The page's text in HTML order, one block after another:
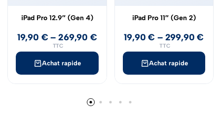
Achat rapide
iPad Pro 12.9″ (Gen 4)
19,90 € –269,90 €
TTC
Achat rapide
iPad Pro 11″ (Gen 2)
19,90€ – 299,90€
TTC